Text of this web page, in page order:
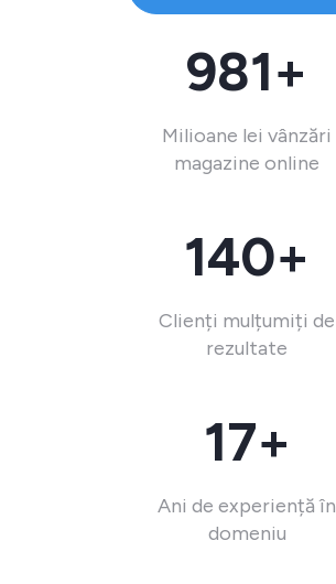
981+
Milioane lei vânzări
magazine online
140+
Clienți mulțumiți de
rezultate
17+
Ani de experiență în
domeniu